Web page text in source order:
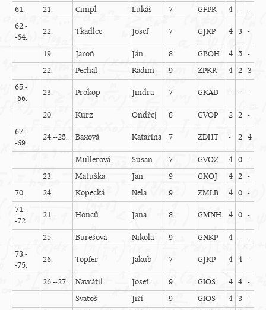
61. 21. Cimpl Lukáš 7 GFPR 4 - -
62.-
-64.
22. Tkadlec Josef 7 GJKP 4 3 -
19. Jaroň Ján 8 GBOH 4 5 -
22.
Pechal Radim 9 ZPKR 4 2 3
65.-
-66.
23. Prokop Jindra 7 GKAD - - -
20. Kurz Ondřej 8 GVOP 2 2 -
67.-
-69.
24.--25. Baxová Katarína 7 ZDHT - 2 4
Müllerová Susan 7 GVOZ 4 0 -
23.
Matuška Jan 9 GKOJ 4 2 -
70.
24. Kopecká Nela 9 ZMLB 4 0 -
71.-
-72.
21. Honců Jana 8 GMNH 4 0 -
25. Burešová Nikola 9 GNKP 4 - -
73.-
-75.
26. Töpfer Jakub 7 GJKP 4 4 -
26.--27. Navrátil Josef 9 GIOS 4 4 -
Svatoš
Jiří 9 GIOS 4 3 -